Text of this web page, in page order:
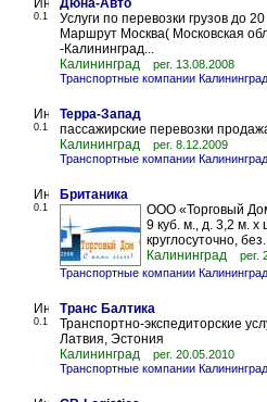
0.1
Дюна-Авто
Услуги по перевозки грузов до
Маршрут Москва( Московская
-Калининград...
Калининград
рег. 13.08.2008
Транспортные компании Калининград
0.1
Терра-Запад
пассажирские перевозки
Калининград
рег. 8.12.2009
Транспортные компании Калининград
0.1
Британика
ООО «Торговый
9 куб. м., д. 3,2 м. х
круглосуточно,
Калининград
рег.
Транспортные компании Калининград
0.1
Транс Балтика
Транспортно-экспедиторские
Латвия, Эстония
Калининград
рег. 20.05.2010
Транспортные компании Калининград